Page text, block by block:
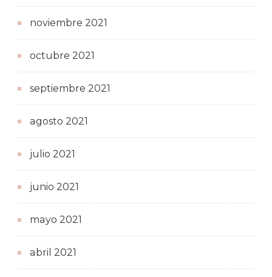
noviembre 2021
octubre 2021
septiembre 2021
agosto 2021
julio 2021
junio 2021
mayo 2021
abril 2021